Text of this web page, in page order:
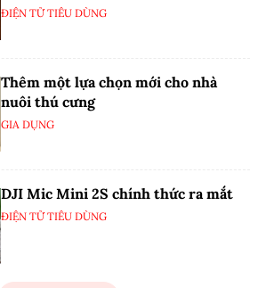
ĐIỆN TỬ TIÊU DÙNG
Thêm một lựa chọn mới cho nhà
nuôi thú cưng
GIA DỤNG
DJI Mic Mini 2S chính thức ra mắt
ĐIỆN TỬ TIÊU DÙNG